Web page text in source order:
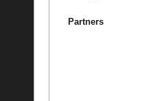
Partners